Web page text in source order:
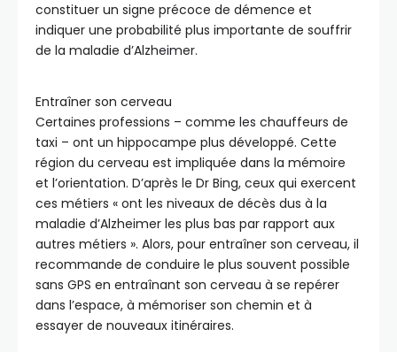
constituer un signe précoce de démence et
indiquer une probabilité plus importante de souffrir
de la maladie d’Alzheimer.
Entraîner son cerveau
Certaines professions – comme les chauffeurs de
taxi – ont un hippocampe plus développé. Cette
région du cerveau est impliquée dans la mémoire
et l’orientation. D’après le Dr Bing, ceux qui exercent
ces métiers « ont les niveaux de décès dus à la
maladie d’Alzheimer les plus bas par rapport aux
autres métiers ». Alors, pour entraîner son cerveau, il
recommande de conduire le plus souvent possible
sans GPS en entraînant son cerveau à se repérer
dans l’espace, à mémoriser son chemin et à
essayer de nouveaux itinéraires.